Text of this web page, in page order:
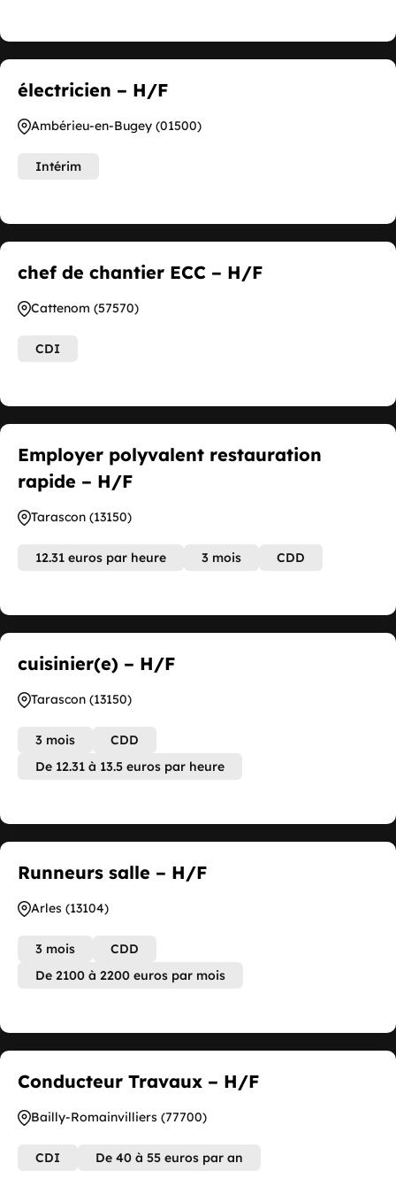
électricien – H/F
Ambérieu-en-Bugey (01500)
Intérim
chef de chantier ECC – H/F
Cattenom (57570)
CDI
Employer polyvalent restauration
rapide – H/F
Tarascon (13150)
12.31 euros par heure 3 mois CDD
cuisinier(e) – H/F
Tarascon (13150)
3 mois
CDD
De 12.31 à 13.5 euros par heure
Runneurs salle – H/F
Arles (13104)
3 mois
CDD
De 2100 à 2200 euros par mois
Conducteur Travaux – H/F
Bailly-Romainvilliers (77700)
CDI De 40 à 55 euros par an